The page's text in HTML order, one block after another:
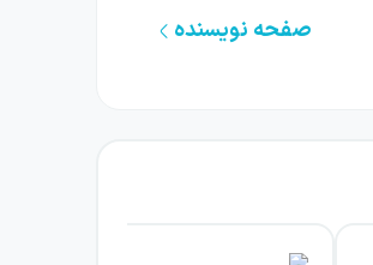
صفحه نویسنده